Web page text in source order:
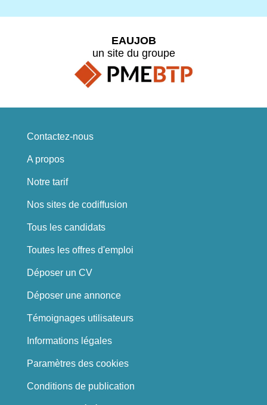
EAUJOB
un site du groupe
Contactez-nous
A propos
Notre tarif
Nos sites de codiffusion
Tous les candidats
Toutes les offres d'emploi
Déposer un CV
Déposer une annonce
Témoignages utilisateurs
Informations légales
Paramètres des cookies
Conditions de publication